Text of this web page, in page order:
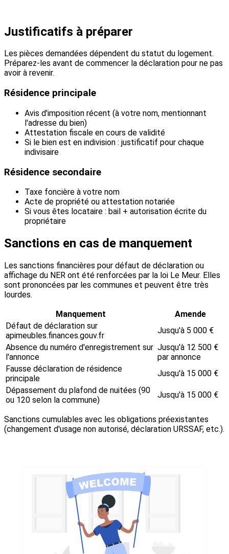
Justificatifs à préparer
Les pièces demandées dépendent du statut du logement.
Préparez-les avant de commencer la déclaration pour ne pas
avoir à revenir.
Résidence principale
Avis d'imposition récent (à votre nom, mentionnant
l'adresse du bien)
Attestation fiscale en cours de validité
Si le bien est en indivision : justificatif pour chaque
indivisaire
Résidence secondaire
Taxe foncière à votre nom
Acte de propriété ou attestation notariée
Si vous êtes locataire : bail + autorisation écrite du
propriétaire
Sanctions en cas de manquement
Les sanctions financières pour défaut de déclaration ou
affichage du NER ont été renforcées par la loi Le Meur. Elles
sont prononcées par les communes et peuvent être très
lourdes.
Manquement
Amende
Défaut de déclaration sur
apimeubles.finances.gouv.fr
Jusqu'à 5 000 €
Absence du numéro d'enregistrement sur
l'annonce
Jusqu'à 12 500 €
par annonce
Fausse déclaration de résidence
principale
Jusqu'à 15 000 €
Dépassement du plafond de nuitées (90
ou 120 selon la commune)
Jusqu'à 15 000 €
Sanctions cumulables avec les obligations préexistantes
(changement d'usage non autorisé, déclaration URSSAF, etc.).